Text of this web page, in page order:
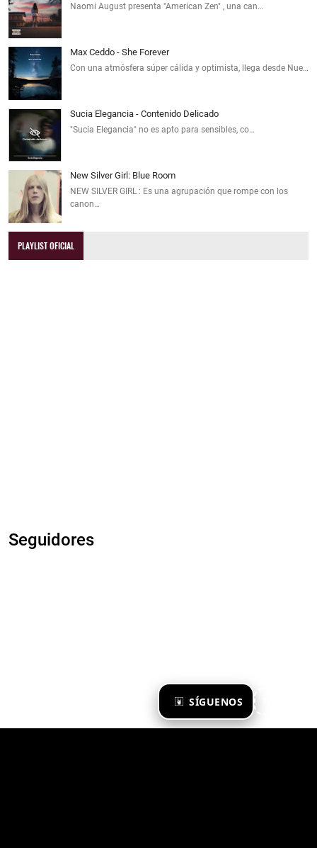
SÍGUENOS
Naomi August presenta "American Zen" , una can…
Max Ceddo - She Forever
Con una atmósfera súper cálida y optimista, llega desde Nue…
Sucia Elegancia - Contenido Delicado
"Sucia Elegancia" no es apto para sensibles, co…
New Silver Girl: Blue Room
NEW SILVER GIRL : Es una agrupación que rompe con los
canon…
PLAYLIST OFICIAL
Seguidores